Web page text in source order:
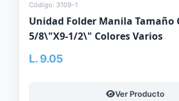
Código: 3109-1
Unidad Folder Manila Tamaño
5/8\"X9-1/2\" Colores Varios
L. 9.05
Ver Producto